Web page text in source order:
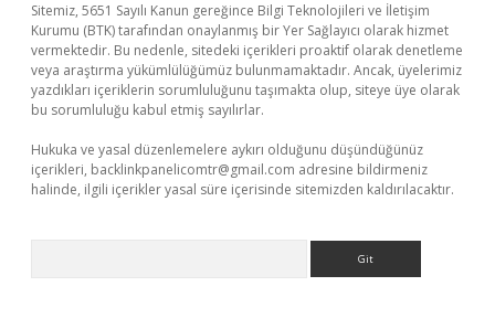
Sitemiz, 5651 Sayılı Kanun gereğince Bilgi Teknolojileri ve İletişim
Kurumu (BTK) tarafından onaylanmış bir Yer Sağlayıcı olarak hizmet
vermektedir. Bu nedenle, sitedeki içerikleri proaktif olarak denetleme
veya araştırma yükümlülüğümüz bulunmamaktadır. Ancak, üyelerimiz
yazdıkları içeriklerin sorumluluğunu taşımakta olup, siteye üye olarak
bu sorumluluğu kabul etmiş sayılırlar.
Hukuka ve yasal düzenlemelere aykırı olduğunu düşündüğünüz
içerikleri, backlinkpanelicomtr@gmail.com adresine bildirmeniz
halinde, ilgili içerikler yasal süre içerisinde sitemizden kaldırılacaktır.